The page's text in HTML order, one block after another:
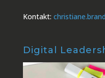
Kontakt:
Digital